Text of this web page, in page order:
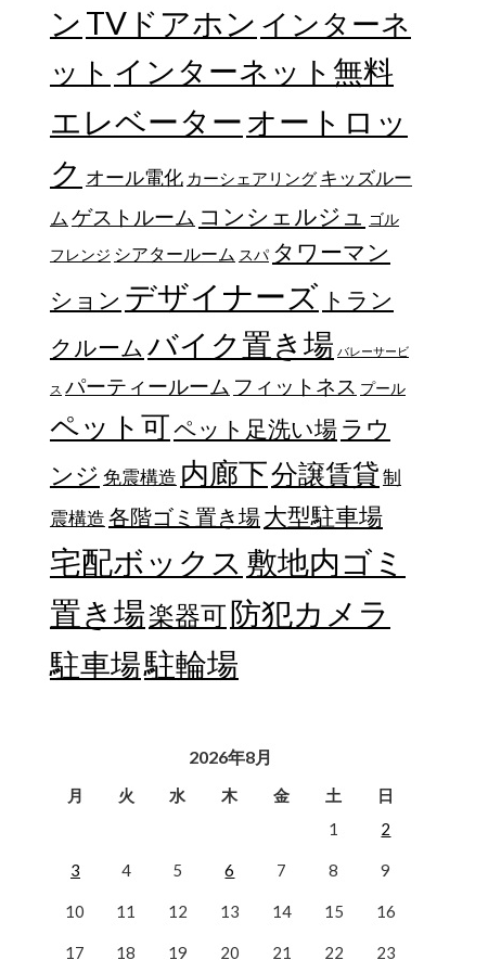
ン TVドアホン インターネ
ット インターネット無料
エレベーター オートロッ
ク オール電化 カーシェアリング キッズルー
ム ゲストルーム コンシェルジュ
ゴル
フレンジ シアタールーム スパ タワーマン
ション デザイナーズ トラン
クルーム バイク置き場 バレーサービ
ス パーティールーム フィットネス プール
ペット可ペット足洗い場 ラウ
ンジ 免震構造 内廊下分譲賃貸制
震構造各階ゴミ置き場大型駐車場
宅配ボックス 敷地内ゴミ
置き場楽器可防犯カメラ
駐車場駐輪場
2026年8月
月 火 水 木 金 土
日
1
2
3 4 5 6 7 8 9
10 11 12 13 14 15 16
17 18 19 20 21 22 23